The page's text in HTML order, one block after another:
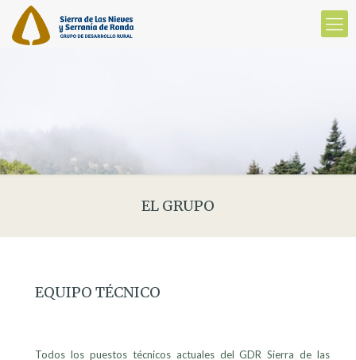
EL GRUPO
EQUIPO TÉCNICO
Todos los puestos técnicos actuales del GDR Sierra de las